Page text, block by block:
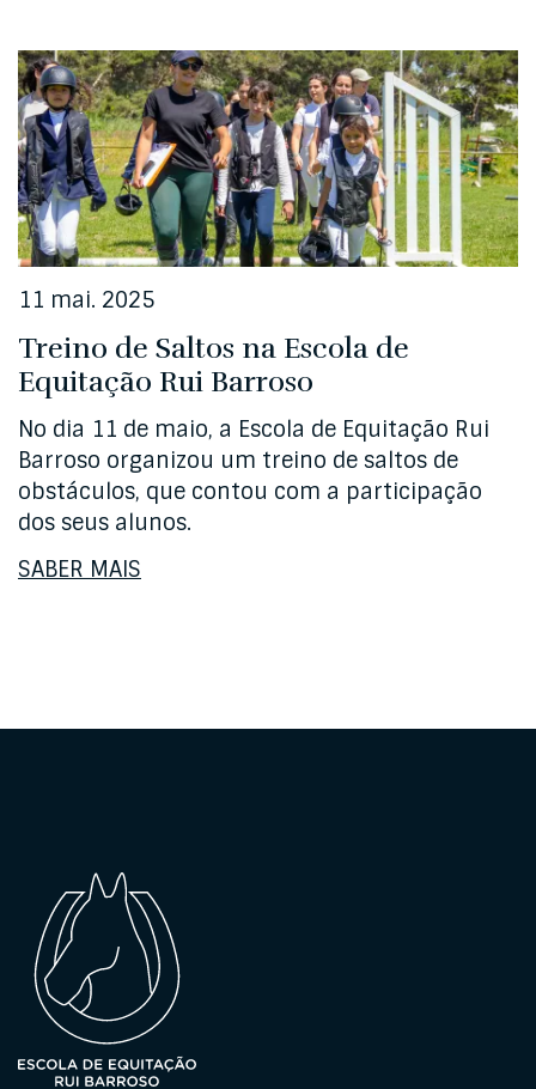
11 mai. 2025
Treino de Saltos na Escola de
Equitação Rui Barroso
No dia 11 de maio, a Escola de Equitação Rui
Barroso organizou um treino de saltos de
obstáculos, que contou com a participação
dos seus alunos.
SABER MAIS